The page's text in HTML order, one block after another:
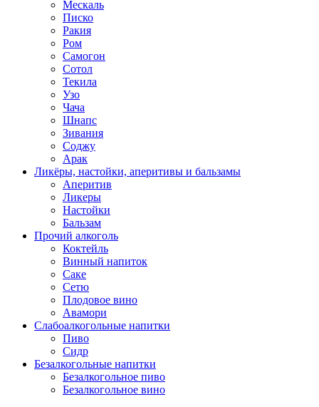
Мескаль
Писко
Ракия
Ром
Самогон
Сотол
Текила
Узо
Чача
Шнапс
Зивания
Соджу
Арак
Ликёры, настойки, аперитивы и бальзамы
Аперитив
Ликеры
Настойки
Бальзам
Прочий алкоголь
Коктейль
Винный напиток
Саке
Сетю
Плодовое вино
Авамори
Слабоалкогольные напитки
Пиво
Сидр
Безалкогольные напитки
Безалкогольное пиво
Безалкогольное вино